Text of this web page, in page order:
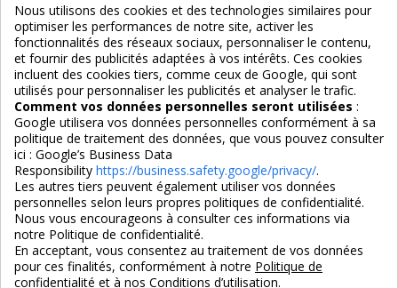
Services
Nous suivre
4,7/5
3X SANS FRAIS
PAIEMENT 100% SÉCURISÉ
Nous utilisons des cookies et des technologies similaires pour
optimiser les performances de notre site, activer les
fonctionnalités des réseaux sociaux, personnaliser le contenu,
et fournir des publicités adaptées à vos intérêts. Ces cookies
incluent des cookies tiers, comme ceux de Google, qui sont
utilisés pour personnaliser les publicités et analyser le trafic.
Comment vos données personnelles seront utilisées :
Google utilisera vos données personnelles conformément à sa
politique de traitement des données, que vous pouvez consulter
ici : Google’s Business Data
Responsibility https://business.safety.google/privacy/.
Les autres tiers peuvent également utiliser vos données
personnelles selon leurs propres politiques de confidentialité.
Nous vous encourageons à consulter ces informations via
notre Politique de confidentialité.
En acceptant, vous consentez au traitement de vos données
pour ces finalités, conformément à notre Politique de
confidentialité et à nos Conditions d’utilisation.